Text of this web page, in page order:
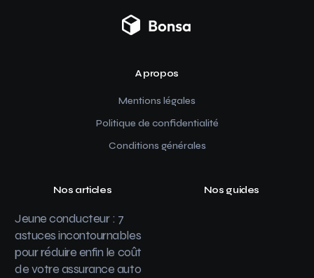
A propos
Mentions légales
Politique de confidentialité
Conditions générales
Nos articles
Jeune conducteur : 7
astuces incontournables
pour réduire enfin le coût
de votre assurance auto
Nos guides